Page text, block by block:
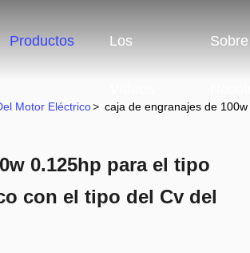
Productos Los Sobre
Motor Eléctrico> caja de engranajes de
0.125hp para el tipo
con el tipo del Cv del